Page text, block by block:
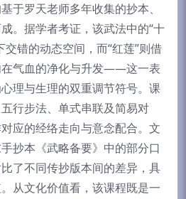
于罗天老师多年收集的抄本、
。据学者考证，该武法中的“十
错的动态空间，而“红莲”则借
在气血的净化与升发——这一表
理与生理的双重调节符号。课
行步法、单式串联及简易对
应的经络走向与意念配合。文
抄本《武略备要》中的部分口
了不同传抄版本间的差异，具
从文化价值看，该课程既是一